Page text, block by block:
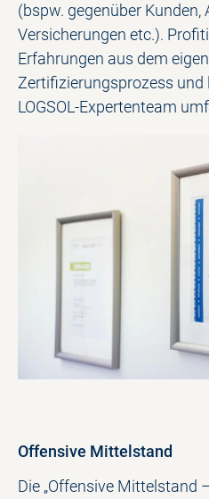
(bspw. gegenüber Kunden,
Versicherungen etc.).
Erfahrungen aus dem
Zertifizierungsprozess und
LOGSOL-Expertenteam
Offensive Mittelstand
Die „Offensive Mittelstand